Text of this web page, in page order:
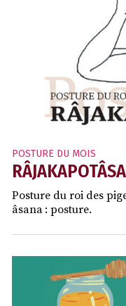
POSTURE DU MOIS
Posture du roi des
âsana : posture.